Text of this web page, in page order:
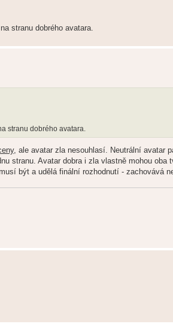
stranu dobrého avatara.
stranu dobrého avatara.
, ale avatar zla nesouhlasí. Neutrální avatar
stranu. Avatar dobra i zla vlastně mohou oba
být a udělá finální rozhodnutí - zachovává